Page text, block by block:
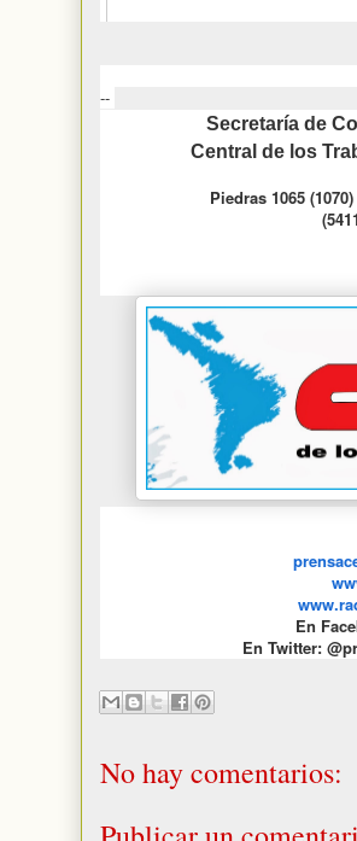
--
Secretaría de
Central de los
Piedras 1065
En
En Twitter:
No hay comentarios: